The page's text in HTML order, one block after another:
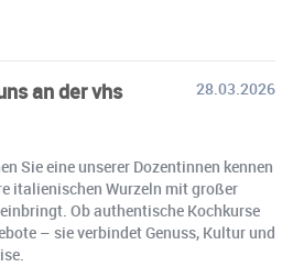
an der vhs
28.03.2026
Sie eine unserer Dozentinnen kennen
italienischen Wurzeln mit großer
Ob authentische Kochkurse
– sie verbindet Genuss, Kultur und